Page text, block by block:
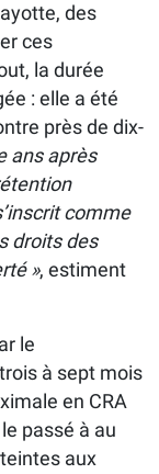
des
ces
la durée
: elle a été
près de dix-
ans après
comme
droits des
», estiment
le
à sept mois
en CRA
passé à au
aux